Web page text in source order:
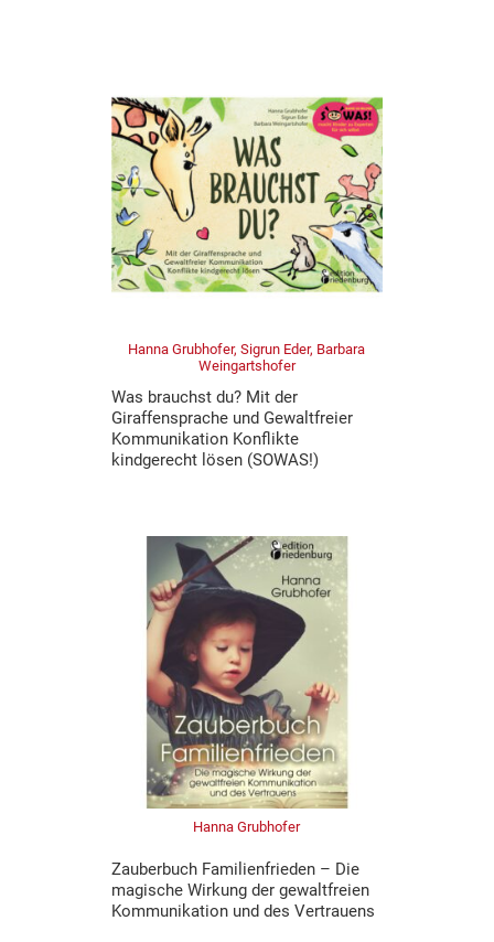
Hanna Grubhofer, Sigrun Eder, Barbara
Weingartshofer
Was brauchst du? Mit der
Giraffensprache und Gewaltfreier
Kommunikation Konflikte
kindgerecht lösen (SOWAS!)
Hanna Grubhofer
Zauberbuch Familienfrieden – Die
magische Wirkung der gewaltfreien
Kommunikation und des Vertrauens